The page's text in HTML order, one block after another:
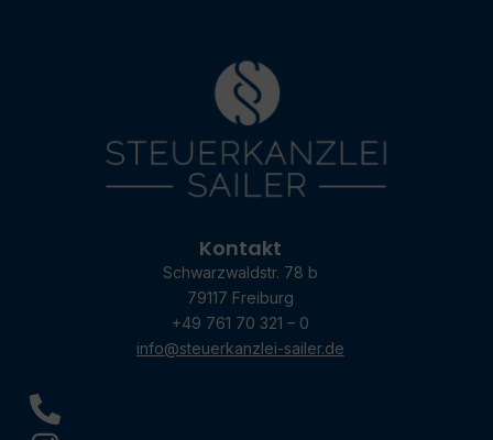
Kontakt
Schwarzwaldstr. 78 b
79117 Freiburg
+49 761 70 321 – 0
info@steuerkanzlei-sailer.de